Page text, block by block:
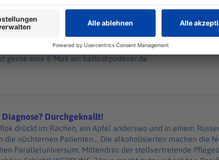
Kein Doppelherz in der Doppelhaushälfte. Und ein
dem Rettungswagen durch Frankfurt am Main. Der
bei diesen hier macht selbst er drei Rote Kreuze. WERBUNG Hier gibt es viele
und „NotAufnahme“: https://linktr.ee/notaufnahme Ihr möchtet Werbung
gerne eine E-Mail an: hallo@podever.de
Durchgeknallt!
Diagnose? Durchgeknallt!
drückt im Rachen, ein Apfel anderswo und in einem
die nüchternen Patienten… Die alkoholisierten machen die
Paralleluniversum. Mittendrin: der stellvertretende